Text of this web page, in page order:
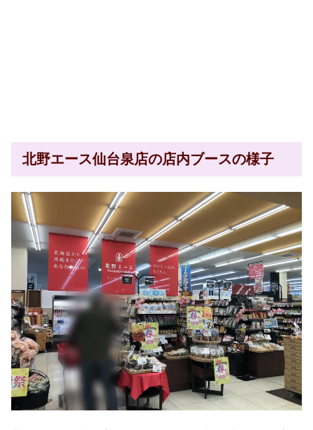
北野エース仙台泉店の店内ブースの様子